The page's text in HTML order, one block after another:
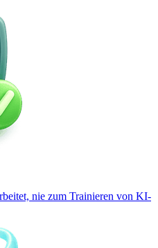
nie zum Trainieren von KI-